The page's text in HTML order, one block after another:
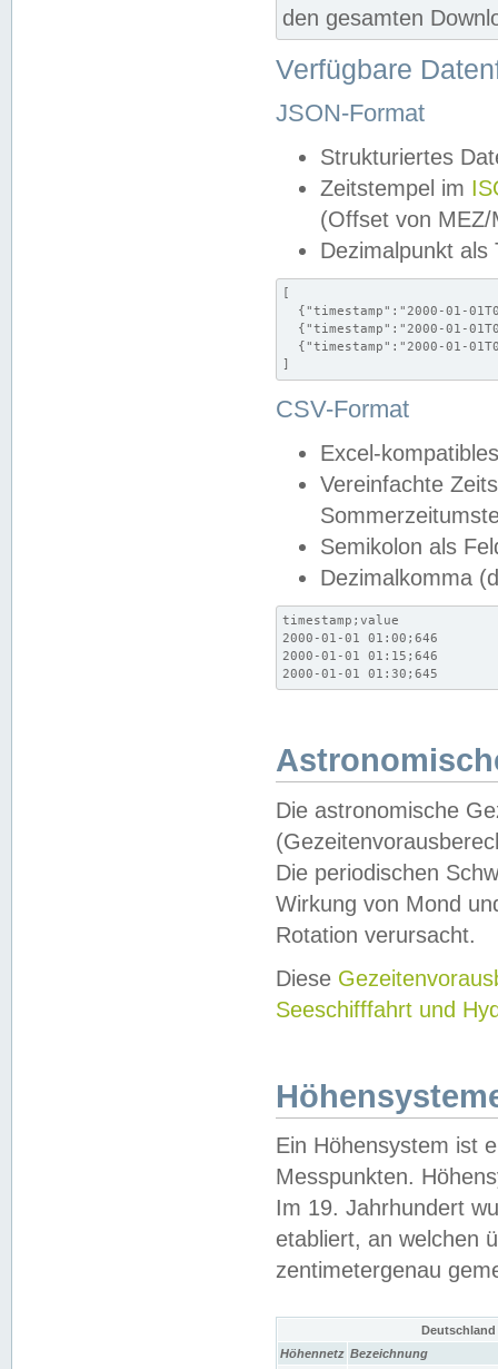
den gesamten
Verfügbare
JSON-Format
Strukturiertes
Zeitstempel im
(Offset von MEZ/
Dezimalpunkt als
[
{"timestamp":"2000-01-
{"timestamp":"2000-01-
{"timestamp":"2000-01-
]
CSV-Format
Excel-
Vereinfachte
Semikolon als
Dezimalkomma
timestamp;value
2000-01-01 01:00;646
2000-01-01 01:15;646
2000-01-01 01:30;645
Die astronomische
Die periodischen
Wirkung von Mond
Rotation verursacht.
Diese
Seeschifffahrt und
Ein Höhensystem ist
Messpunkten.
Im 19. Jahrhundert
etabliert, an welchen
zentimetergenau
Höhennetz Bezeichnung